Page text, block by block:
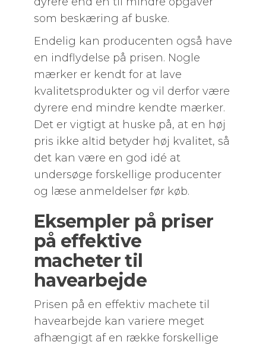
som beskæring af buske.
Endelig kan producenten også have
en indflydelse på prisen. Nogle
mærker er kendt for at lave
kvalitetsprodukter og vil derfor være
dyrere end mindre kendte mærker.
Det er vigtigt at huske på, at en høj
pris ikke altid betyder høj kvalitet, så
det kan være en god idé at
undersøge forskellige producenter
og læse anmeldelser før køb.
Eksempler på priser
på effektive
macheter til
havearbejde
Prisen på en effektiv machete til
havearbejde kan variere meget
afhængigt af en række forskellige